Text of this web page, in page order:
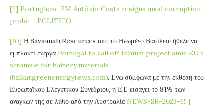
[9] Portuguese PM António Costa resigns amid corruption
probe – POLITICO
[10] Η Savannah Resources από το Ηνωμένο Βασίλειο ήθελε να
εμπλακεί ενεργά Portugal to call off lithium project amid EU’s
scramble for battery materials
(balkangreenenergynews.com). Ενώ σύμφωνα με την έκθεση του
Ευρωπαϊκού Ελεγκτικού Συνεδρίου, η Ε.Ε εισάγει το 81% των
αναγκών της σε λίθιο από την Αυστραλία NEWS-SR-2023-15 |